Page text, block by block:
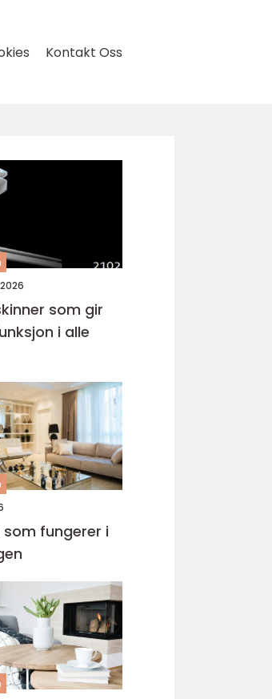
Kontakt Oss
som gir
i alle
som fungerer i